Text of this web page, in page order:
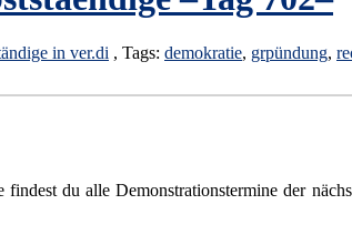
in ver.di , Tags: demokratie, grpündung,
du alle Demonstrationstermine der